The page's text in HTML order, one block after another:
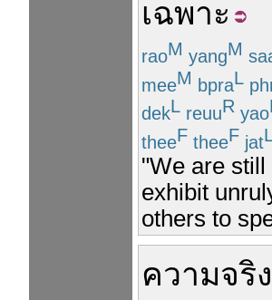
เฉพาะ
raoM yangM
meeM bpraL
dekL reuuR yao
theeF theeF jat
"We are
exhibit
others to
ความจริง